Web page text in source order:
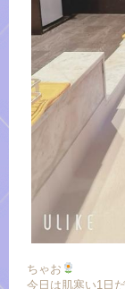
ちゃお
今日は肌寒い1日